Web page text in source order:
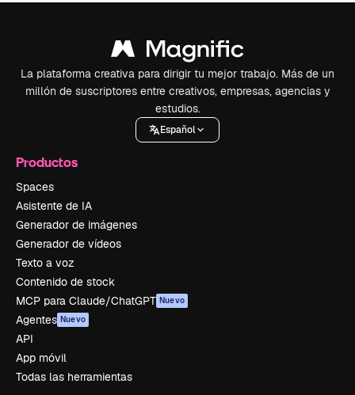
La plataforma creativa para dirigir tu mejor trabajo. Más de un
millón de suscriptores entre creativos, empresas, agencias y
estudios.
Español
Productos
Spaces
Asistente de IA
Generador de imágenes
Generador de vídeos
Texto a voz
Contenido de stock
MCP para Claude/ChatGPT Nuevo
Agentes Nuevo
API
App móvil
Todas las herramientas